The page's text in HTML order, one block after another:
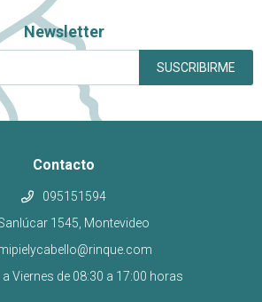
Contacto
095151594
1545, Montevideo
a Viernes de 08:30 a 17:00 horas
Newsletter
SUSCRIBIRME